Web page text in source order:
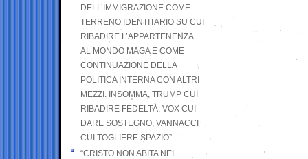
DELL’IMMIGRAZIONE COME
TERRENO IDENTITARIO SU CUI
RIBADIRE L’APPARTENENZA
AL MONDO MAGA E COME
CONTINUAZIONE DELLA
POLITICA INTERNA CON ALTRI
MEZZI. INSOMMA, TRUMP CUI
RIBADIRE FEDELTÀ, VOX CUI
DARE SOSTEGNO, VANNACCI
CUI TOGLIERE SPAZIO”
“CRISTO NON ABITA NEI